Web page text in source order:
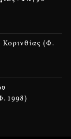
Κορινθίας (Φ.
1998)